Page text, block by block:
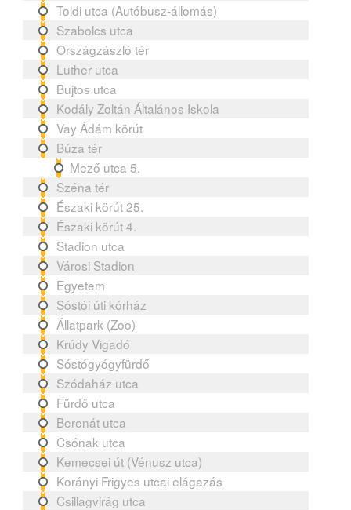
Toldi utca (Autóbusz-állomás)
Szabolcs utca
Országzászló tér
Luther utca
Bujtos utca
Kodály Zoltán Általános Iskola
Vay Ádám körút
Búza tér
Mező utca 5.
Széna tér
Északi körút 25.
Északi körút 4.
Stadion utca
Városi Stadion
Egyetem
Sóstói úti kórház
Állatpark (Zoo)
Krúdy Vigadó
Sóstógyógyfürdő
Szódaház utca
Fürdő utca
Berenát utca
Csónak utca
Kemecsei út (Vénusz utca)
Korányi Frigyes utcai elágazás
Csillagvirág utca